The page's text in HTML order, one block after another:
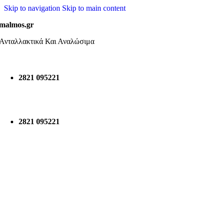
Skip to navigation Skip to main content
Και Αναλώσιμα
2821 095221
2821 095221